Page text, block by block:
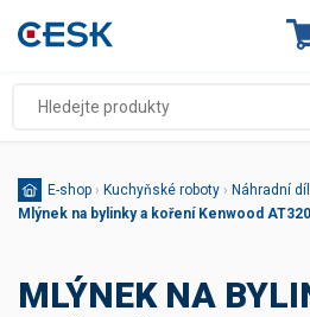
E-shop › Kuchyňské roboty › Náhradní
Mlýnek na bylinky a koření Kenwood
MLÝNEK NA